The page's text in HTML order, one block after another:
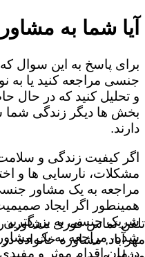
آیا شما به
برای پاسخ به این سوال
جنسی مراجعه کنید یا به
و تحلیل کنید که در حال
بخش ها دیگر زندگی شما
دارند.
اگر کیفیت زندگی و
مشکلات، نارسایی ها و
مراجعه به یک مشاور
همینطور اگر ایجاد
شریک جنسی به بزرگترین
شده، مراجعه به یک
درمان اقدام موثر و
تلفن تماس فوری مشاوره
مهرآباد, مشاوره خانواده